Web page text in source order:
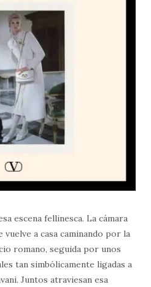
escena fellinesca. La cámara
vuelve a casa caminando por la
romano, seguida por unos
tan simbólicamente ligadas a
Juntos atraviesan esa